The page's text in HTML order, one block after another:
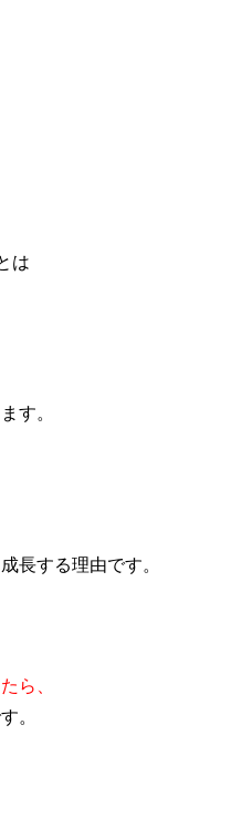
は
す。
長する理由です。
ら、
。